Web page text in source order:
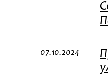
07.10.2024